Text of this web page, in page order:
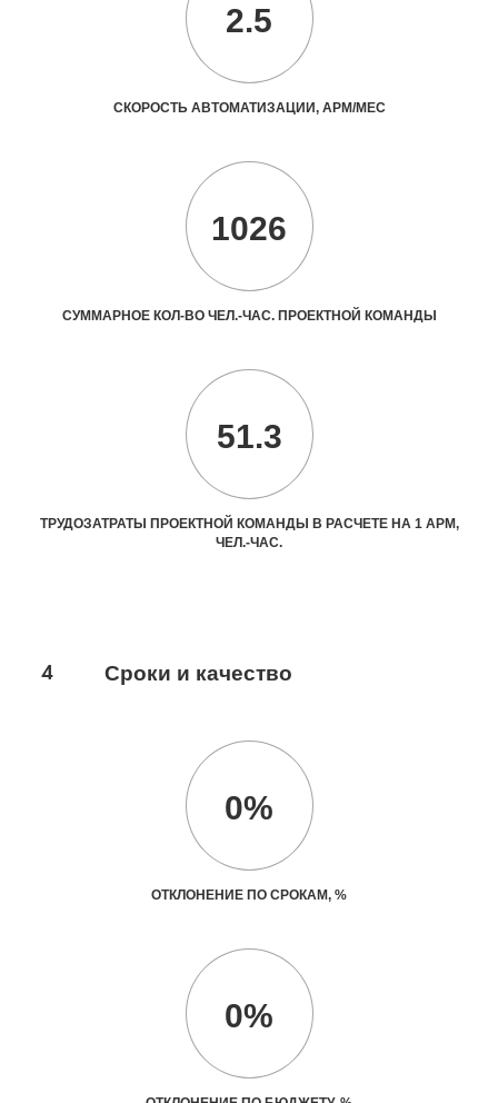
2.5
СКОРОСТЬ АВТОМАТИЗАЦИИ, АРМ/МЕС
1026
СУММАРНОЕ КОЛ-ВО ЧЕЛ.-ЧАС. ПРОЕКТНОЙ КОМАНДЫ
51.3
ТРУДОЗАТРАТЫ ПРОЕКТНОЙ КОМАНДЫ В РАСЧЕТЕ НА 1 АРМ,
ЧЕЛ.-ЧАС.
4 Сроки и качество
0%
ОТКЛОНЕНИЕ ПО СРОКАМ, %
0%